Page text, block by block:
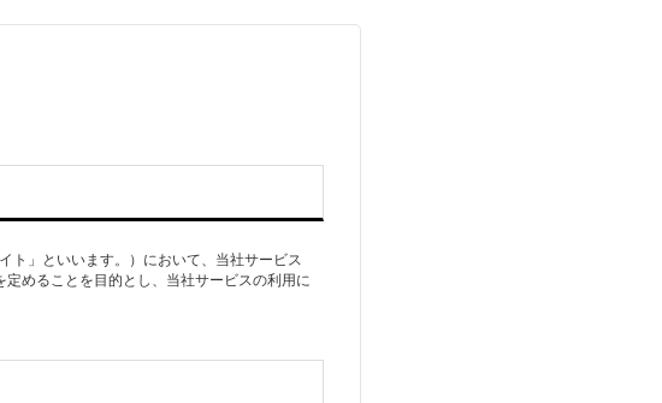
ト」といいます。）において、当社サービス
めることを目的とし、当社サービスの利用に